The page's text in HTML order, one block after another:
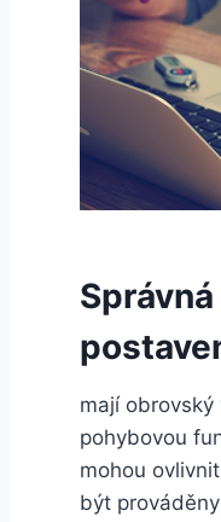
mají obrovský
pohybovou
mohou
být